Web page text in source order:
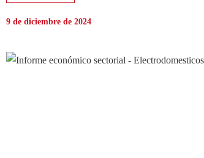
9 de diciembre de 2024